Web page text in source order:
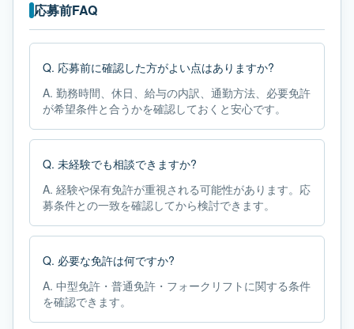
応募前FAQ
Q. 応募前に確認した方がよい点はありますか?
A. 勤務時間、休日、給与の内訳、通勤方法、必要免許
が希望条件と合うかを確認しておくと安心です。
Q. 未経験でも相談できますか?
A. 経験や保有免許が重視される可能性があります。応
募条件との一致を確認してから検討できます。
Q. 必要な免許は何ですか?
A. 中型免許・普通免許・フォークリフトに関する条件
を確認できます。